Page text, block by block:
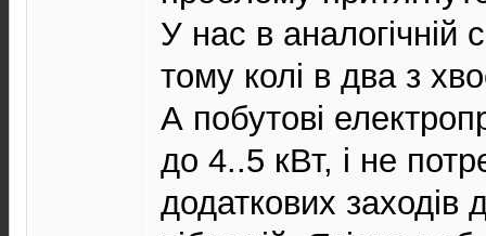
У нас в аналогічній
тому колі в два з
А побутові
до 4..5 кВт, і не
додаткових заходів